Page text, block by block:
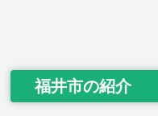
福井市の紹介